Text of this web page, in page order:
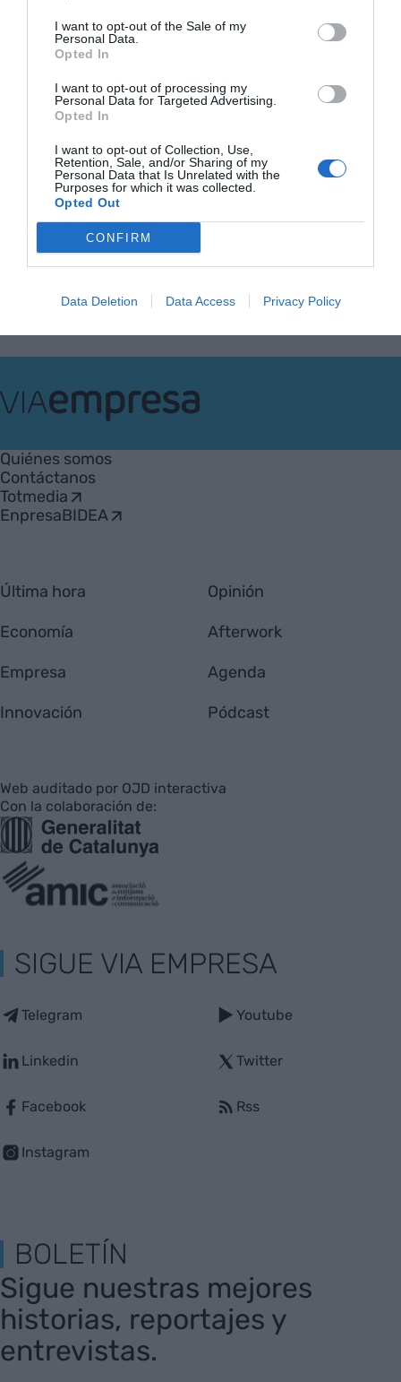
I want to opt-out of the Sale of my
Personal Data.
Opted In
I want to opt-out of processing my
Personal Data for Targeted Advertising.
Opted In
I want to opt-out of Collection, Use,
Retention, Sale, and/or Sharing of my
Personal Data that Is Unrelated with the
Purposes for which it was collected.
Opted Out
CONFIRM
Data Deletion Data Access Privacy Policy
Anterior 1
Empresa
Quiénes somos
Contáctanos
Totmedia
EnpresaBIDEA
Última hora
Economía
Empresa
Innovación
Opinión
Afterwork
Agenda
Pódcast
Web auditado por OJD interactiva
Con la colaboración de:
SIGUE VIA EMPRESA
Telegram
Linkedin
Facebook
Instagram
Youtube
Twitter
Rss
BOLETÍN
Sigue nuestras mejores
historias, reportajes y
entrevistas.